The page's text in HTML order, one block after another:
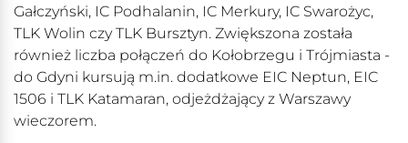
Gałczyński, IC Podhalanin, IC Merkury, IC Swarożyc,
TLK Wolin czy TLK Bursztyn. Zwiększona została
również liczba połączeń do Kołobrzegu i Trójmiasta -
do Gdyni kursują m.in. dodatkowe EIC Neptun, EIC
1506 i TLK Katamaran, odjeżdżający z Warszawy
wieczorem.